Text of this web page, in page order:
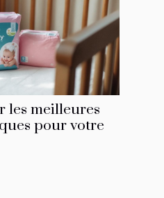
les meilleures
pour votre